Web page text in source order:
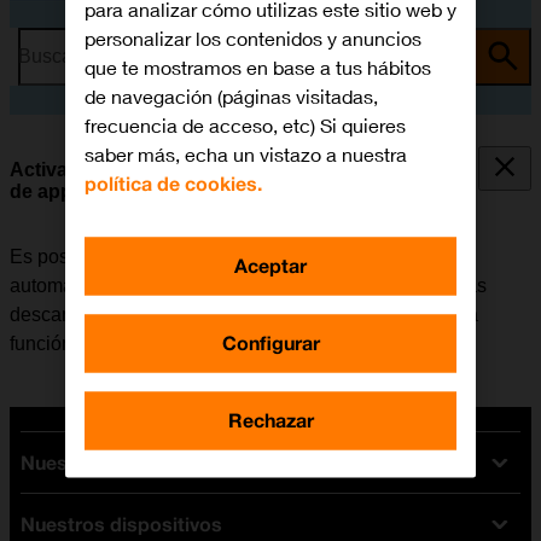
Busca por problema o tema
Activar o desactivar la sincronización automática
de apps y del contenido de las apps
Es posible configurar la tablet para que descargue
automáticamente apps y contendido de apps que hayas
descargado en otros dispositivos. Para poder utilizar la
función, es necesario
activar la Cuenta de Apple
Nuestras tarifas
Tarifas Orange
Nuestros dispositivos
para analizar cómo utilizas este sitio web y
personalizar los contenidos y anuncios
que te mostramos en base a tus hábitos
de navegación (páginas visitadas,
frecuencia de acceso, etc) Si quieres
saber más, echa un vistazo a nuestra
política de cookies.
Configurar
Rechazar
Aceptar